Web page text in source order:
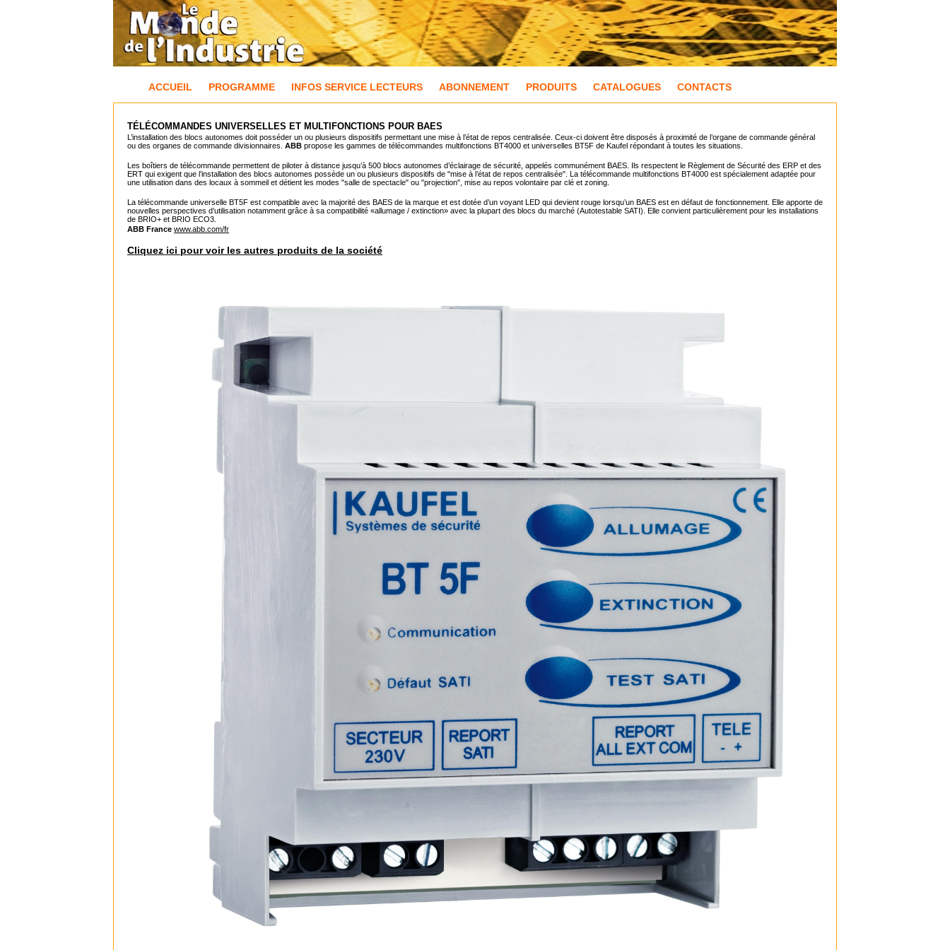
ACCUEIL PROGRAMME INFOS SERVICE LECTEURS ABONNEMENT PRODUITS CATALOGUES CONTACTS
TÉLÉCOMMANDES UNIVERSELLES ET MULTIFONCTIONS POUR BAES
L’installation des blocs autonomes doit posséder un ou plusieurs dispositifs permettant une mise à l’état de repos centralisée. Ceux-ci doivent être disposés à proximité de l’organe de commande général
ou des organes de commande divisionnaires. ABB propose les gammes de télécommandes multifonctions BT4000 et universelles BT5F de Kaufel répondant à toutes les situations.
Les boîtiers de télécommande permettent de piloter à distance jusqu’à 500 blocs autonomes d’éclairage de sécurité, appelés communément BAES. Ils respectent le Règlement de Sécurité des ERP et des
ERT qui exigent que l’installation des blocs autonomes possède un ou plusieurs dispositifs de "mise à l’état de repos centralisée". La télécommande multifonctions BT4000 est spécialement adaptée pour
une utilisation dans des locaux à sommeil et détient les modes "salle de spectacle" ou "projection", mise au repos volontaire par clé et zoning.
La télécommande universelle BT5F est compatible avec la majorité des BAES de la marque et est dotée d’un voyant LED qui devient rouge lorsqu’un BAES est en défaut de fonctionnement. Elle apporte de
nouvelles perspectives d’utilisation notamment grâce à sa compatibilité «allumage / extinction» avec la plupart des blocs du marché (Autotestable SATI). Elle convient particulièrement pour les installations
de BRIO+ et BRIO ECO3.
ABB France www.abb.com/fr
Cliquez ici pour voir les autres produits de la société